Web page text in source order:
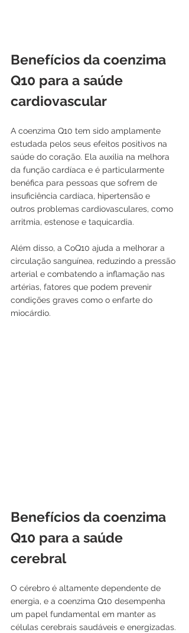
Benefícios da coenzima
Q10 para a saúde
cardiovascular
A coenzima Q10 tem sido amplamente
estudada pelos seus efeitos positivos na
saúde do coração. Ela auxilia na melhora
da função cardíaca e é particularmente
benéfica para pessoas que sofrem de
insuficiência cardíaca, hipertensão e
outros problemas cardiovasculares, como
arritmia, estenose e taquicardia.
Além disso, a CoQ10 ajuda a melhorar a
circulação sanguínea, reduzindo a pressão
arterial e combatendo a inflamação nas
artérias, fatores que podem prevenir
condições graves como o enfarte do
miocárdio.
Benefícios da coenzima
Q10 para a saúde
cerebral
O cérebro é altamente dependente de
energia, e a coenzima Q10 desempenha
um papel fundamental em manter as
células cerebrais saudáveis e energizadas.